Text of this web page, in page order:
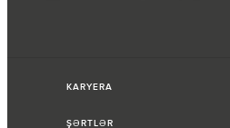
KARYERA
ŞƏRTLƏR